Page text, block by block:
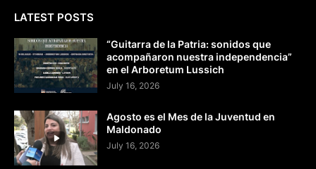
LATEST POSTS
“Guitarra de la Patria: sonidos que
acompañaron nuestra independencia”
en el Arboretum Lussich
July 16, 2026
Agosto es el Mes de la Juventud en
Maldonado
July 16, 2026